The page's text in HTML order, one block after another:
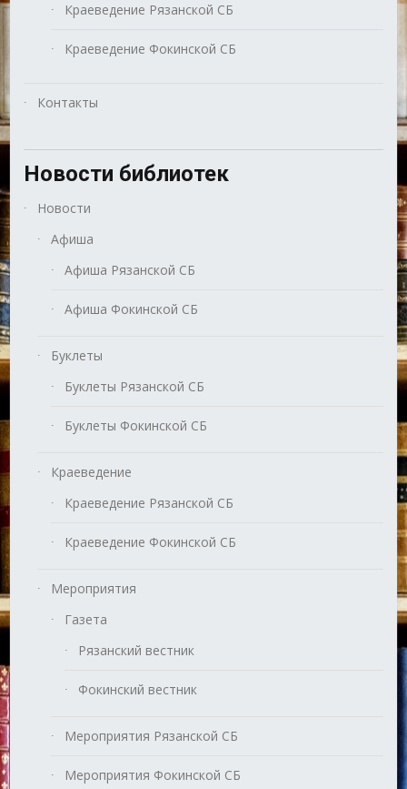
Краеведение Рязанской СБ
Краеведение Фокинской СБ
Контакты
Новости библиотек
Новости
Афиша
Афиша Рязанской СБ
Афиша Фокинской СБ
Буклеты
Буклеты Рязанской СБ
Буклеты Фокинской СБ
Краеведение
Краеведение Рязанской СБ
Краеведение Фокинской СБ
Мероприятия
Газета
Рязанский вестник
Фокинский вестник
Мероприятия Рязанской СБ
Мероприятия Фокинской СБ